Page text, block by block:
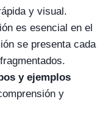
y visual.
es esencial en el
se presenta cada
y ejemplos
y